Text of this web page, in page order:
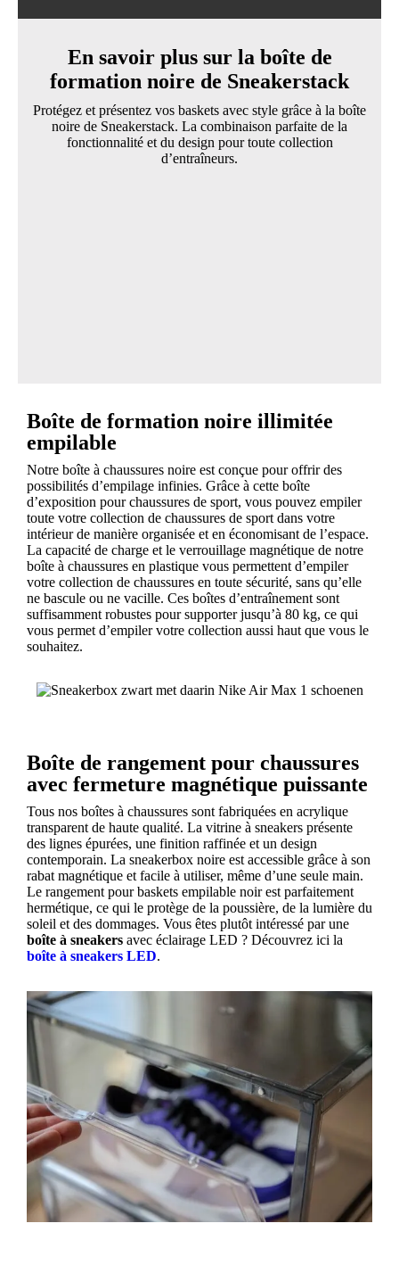
En savoir plus sur la boîte de
formation noire de Sneakerstack
Protégez et présentez vos baskets avec style grâce à la boîte
noire de Sneakerstack. La combinaison parfaite de la
fonctionnalité et du design pour toute collection
d’entraîneurs.
Boîte de formation noire illimitée
empilable
Notre boîte à chaussures noire est conçue pour offrir des
possibilités d’empilage infinies. Grâce à cette boîte
d’exposition pour chaussures de sport, vous pouvez empiler
toute votre collection de chaussures de sport dans votre
intérieur de manière organisée et en économisant de l’espace.
La capacité de charge et le verrouillage magnétique de notre
boîte à chaussures en plastique vous permettent d’empiler
votre collection de chaussures en toute sécurité, sans qu’elle
ne bascule ou ne vacille. Ces boîtes d’entraînement sont
suffisamment robustes pour supporter jusqu’à 80 kg, ce qui
vous permet d’empiler votre collection aussi haut que vous le
souhaitez.
Boîte de rangement pour chaussures
avec fermeture magnétique puissante
Tous nos boîtes à chaussures sont fabriquées en acrylique
transparent de haute qualité. La vitrine à sneakers présente
des lignes épurées, une finition raffinée et un design
contemporain. La sneakerbox noire est accessible grâce à son
rabat magnétique et facile à utiliser, même d’une seule main.
Le rangement pour baskets empilable noir est parfaitement
hermétique, ce qui le protège de la poussière, de la lumière du
soleil et des dommages. Vous êtes plutôt intéressé par une
boîte à sneakers avec éclairage LED ? Découvrez ici la
boîte à sneakers LED.